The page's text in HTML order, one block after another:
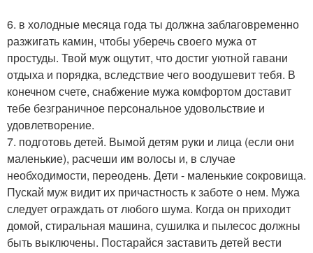
6. в холодные месяца года ты должна заблаговременно
разжигать камин, чтобы уберечь своего мужа от
простуды. Твой муж ощутит, что достиг уютной гавани
отдыха и порядка, вследствие чего воодушевит тебя. В
конечном счете, снабжение мужа комфортом доставит
тебе безграничное персональное удовольствие и
удовлетворение.
7. подготовь детей. Вымой детям руки и лица (если они
маленькие), расчеши им волосы и, в случае
необходимости, переодень. Дети - маленькие сокровища.
Пускай муж видит их причастность к заботе о нем. Мужа
следует ограждать от любого шума. Когда он приходит
домой, стиральная машина, сушилка и пылесос должны
быть выключены. Постарайся заставить детей вести